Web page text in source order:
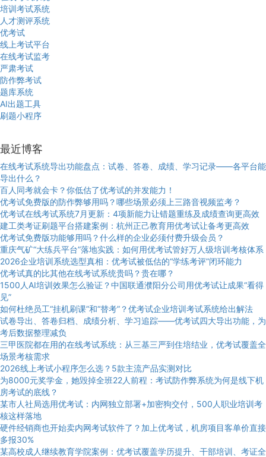
培训考试系统
人才测评系统
优考试
线上考试平台
在线考试监考
严肃考试
防作弊考试
题库系统
AI出题工具
刷题小程序
最近博客
在线考试系统导出功能盘点：试卷、答卷、成绩、学习记录——各平台能
导出什么？
百人同考就会卡？你低估了优考试的并发能力！
优考试免费版的防作弊够用吗？哪些场景必须上三路音视频监考？
优考试在线考试系统7月更新：4项新能力让错题重练及成绩查询更高效
建工类考证刷题平台搭建案例：杭州正己教育用优考试让备考更高效
优考试免费版功能够用吗？什么样的企业必须付费升级会员？
重庆气矿“大练兵平台”落地实践：如何用优考试管好万人级培训考核体系
2026企业培训系统选型真相：优考试被低估的“学练考评”闭环能力
优考试真的比其他在线考试系统贵吗？贵在哪？
1500人AI培训效果怎么验证？中国联通濮阳分公司用优考试让成果“看得
见”
如何杜绝员工“挂机刷课”和“替考”？优考试企业培训考试系统给出解法
试卷导出、答卷归档、成绩分析、学习追踪——优考试四大导出功能，为
考后数据整理减负
三甲医院都在用的在线考试系统：从三基三严到住培结业，优考试覆盖全
场景考核需求
2026线上考试小程序怎么选？5款主流产品实测对比
为8000元奖学金，她毁掉全班22人前程：考试防作弊系统为何是线下机
房考试的底线？
某市人社局选用优考试：内网独立部署+加密狗交付，500人职业培训考
核这样落地
硬件经销商也开始卖内网考试软件了？加上优考试，机房项目客单价直接
多报30%
某高校成人继续教育学院案例：优考试覆盖学历提升、干部培训、考证全